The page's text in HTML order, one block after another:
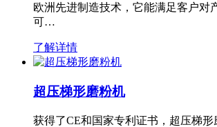
欧洲先进制造技术，它能满足客户对
可…
了解详情
超压梯形磨粉机
获得了CE和国家专利证书，超压梯形